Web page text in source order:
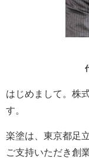
はじめまして。
す。
楽塗は、東京都足
ご支持いただき創